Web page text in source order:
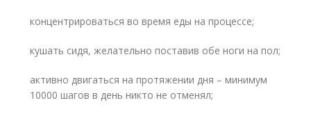
концентрироваться во время еды на процессе;
кушать сидя, желательно поставив обе ноги на пол;
активно двигаться на протяжении дня – минимум
10000 шагов в день никто не отменял;